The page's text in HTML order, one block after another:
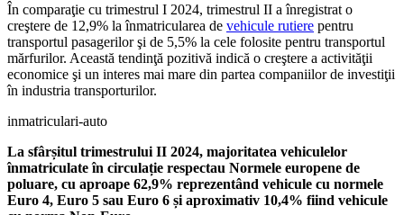
În comparaţie cu trimestrul I 2024, trimestrul II a înregistrat o
creştere de 12,9% la înmatricularea de vehicule rutiere pentru
transportul pasagerilor şi de 5,5% la cele folosite pentru transportul
mărfurilor. Această tendinţă pozitivă indică o creştere a activităţii
economice şi un interes mai mare din partea companiilor de investiţii
în industria transporturilor.
inmatriculari-auto
La sfârșitul trimestrului II 2024, majoritatea vehiculelor
înmatriculate în circulație respectau Normele europene de
poluare, cu aproape 62,9% reprezentând vehicule cu normele
Euro 4, Euro 5 sau Euro 6 și aproximativ 10,4% fiind vehicule